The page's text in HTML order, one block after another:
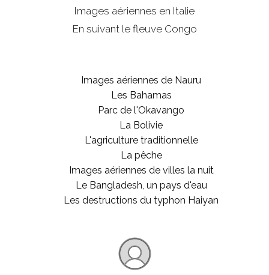
Images aériennes en Italie
En suivant le fleuve Congo
Images aériennes de Nauru
Les Bahamas
Parc de l'Okavango
La Bolivie
L'agriculture traditionnelle
La pêche
Images aériennes de villes la nuit
Le Bangladesh, un pays d'eau
Les destructions du typhon Haiyan